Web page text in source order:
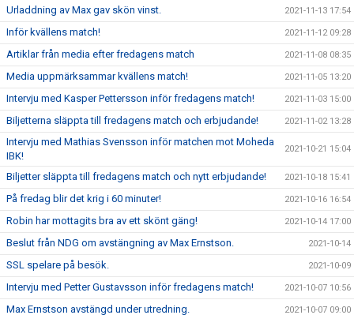
Urladdning av Max gav skön vinst. 2021-11-13 17:54
Inför kvällens match! 2021-11-12 09:28
Artiklar från media efter fredagens match 2021-11-08 08:35
Media uppmärksammar kvällens match! 2021-11-05 13:20
Intervju med Kasper Pettersson inför fredagens match! 2021-11-03 15:00
Biljetterna släppta till fredagens match och erbjudande! 2021-11-02 13:28
Intervju med Mathias Svensson inför matchen mot Moheda
IBK!
2021-10-21 15:04
Biljetter släppta till fredagens match och nytt erbjudande! 2021-10-18 15:41
På fredag blir det krig i 60 minuter! 2021-10-16 16:54
Robin har mottagits bra av ett skönt gäng! 2021-10-14 17:00
Beslut från NDG om avstängning av Max Ernstson. 2021-10-14
SSL spelare på besök. 2021-10-09
Intervju med Petter Gustavsson inför fredagens match! 2021-10-07 10:56
Max Ernstson avstängd under utredning. 2021-10-07 09:00